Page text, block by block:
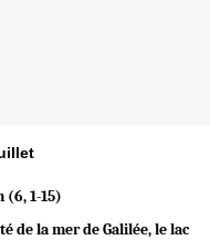
(6, 1-15)
de la mer de Galilée, le lac